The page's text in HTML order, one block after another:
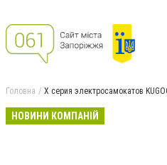
Головна Х серия электросамокатов
НОВИНИ КОМПАНІЙ